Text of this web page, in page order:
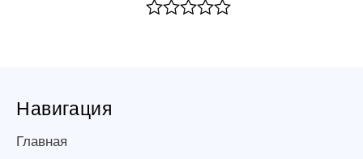
Навигация
Главная